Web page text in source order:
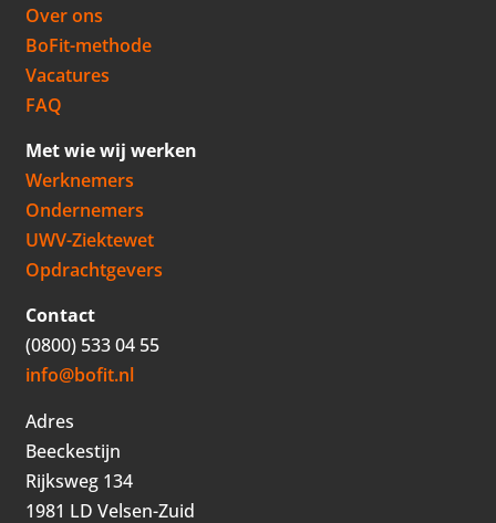
Over ons
BoFit-methode
Vacatures
FAQ
Met wie wij werken
Werknemers
Ondernemers
UWV-Ziektewet
Opdrachtgevers
Contact
(0800) 533 04 55
info@bofit.nl
Adres
Beeckestijn
Rijksweg 134
1981 LD Velsen-Zuid